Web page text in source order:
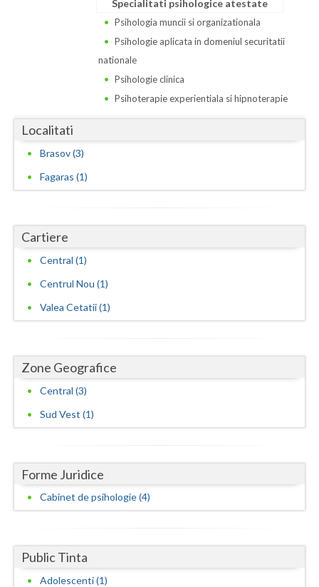
Specialitati psihologice atestate
Psihologia muncii si organizationala
Psihologie aplicata in domeniul securitatii
nationale
Psihologie clinica
Psihoterapie experientiala si hipnoterapie
Localitati
Brasov (3)
Fagaras (1)
Cartiere
Central (1)
Centrul Nou (1)
Valea Cetatii (1)
Zone Geografice
Central (3)
Sud Vest (1)
Forme Juridice
Cabinet de psihologie (4)
Public Tinta
Adolescenti (1)